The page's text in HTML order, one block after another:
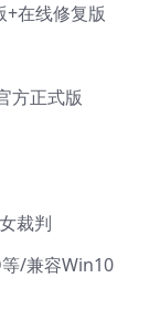
在线修复版
方正式版
裁判
/兼容Win10